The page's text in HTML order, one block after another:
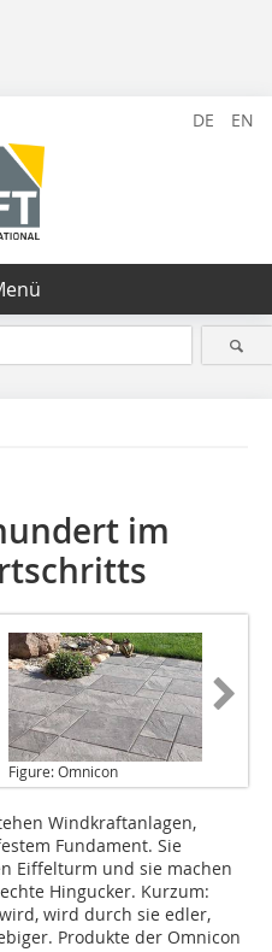
DE EN
im
Figure: Omnicon
Windkraftanlagen,
Fundament. Sie
Eiffelturm und sie machen
Hingucker. Kurzum:
wird durch sie edler,
Produkte der Omnicon